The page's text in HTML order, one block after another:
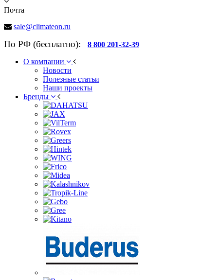
Почта
sale@climateon.ru
По РФ (бесплатно): 8 800 201-32-39
О компании
Новости
Полезные статьи
Наши проекты
Бренды